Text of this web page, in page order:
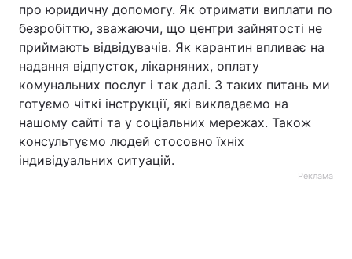
про юридичну допомогу. Як отримати виплати по
безробіттю, зважаючи, що центри зайнятості не
приймають відвідувачів. Як карантин впливає на
надання відпусток, лікарняних, оплату
комунальних послуг і так далі. З таких питань ми
готуємо чіткі інструкції, які викладаємо на
нашому сайті та у соціальних мережах. Також
консультуємо людей стосовно їхніх
індивідуальних ситуацій.
Реклама